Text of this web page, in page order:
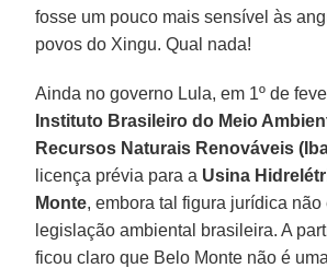
fosse um pouco mais sensível às
povos do Xingu. Qual nada!
Ainda no governo Lula, em 1º de
Instituto Brasileiro do Meio
Recursos Naturais Renováveis
licença prévia para a Usina
Monte, embora tal figura jurídica não
legislação ambiental brasileira. A
ficou claro que Belo Monte não é